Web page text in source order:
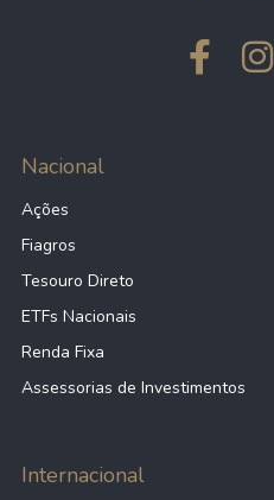
Nacional
Ações
Fiagros
Tesouro Direto
ETFs Nacionais
Renda Fixa
Assessorias de Investimentos
Internacional